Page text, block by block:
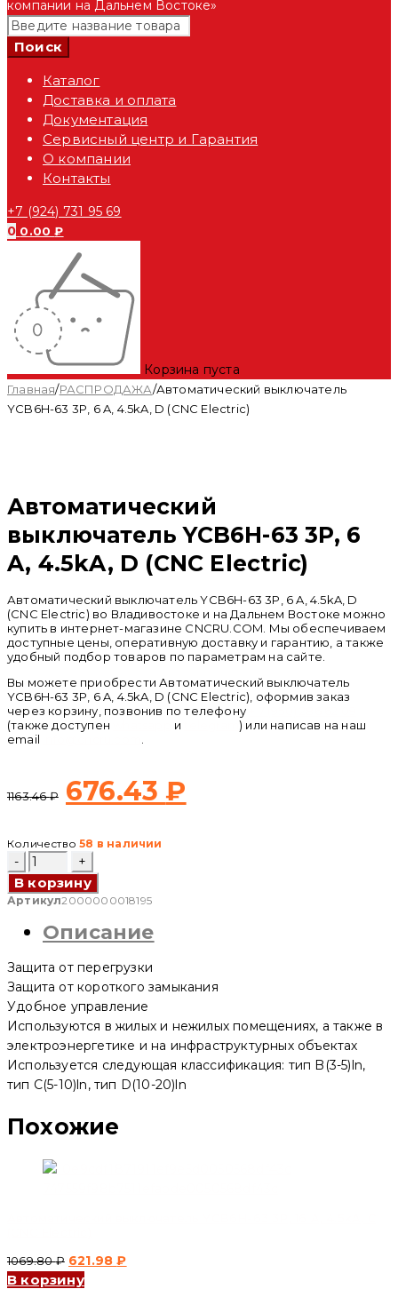
компании на Дальнем Востоке»
Каталог
Доставка и оплата
Документация
Сервисный центр и Гарантия
О компании
Контакты
+7 (924) 731 95 69
0 0.00₽
Корзина пуста
Главная/РАСПРОДАЖА/Автоматический выключатель
YCB6H-63 3P, 6 A, 4.5kA, D (CNC Electric)
Автоматический
выключатель YCB6H-63 3P, 6
A, 4.5kA, D (CNC Electric)
Автоматический выключатель YCB6H-63 3P, 6 A, 4.5kA, D
(CNC Electric) во Владивостоке и на Дальнем Востоке можно
купить в интернет-магазине CNCRU.COM. Мы обеспечиваем
доступные цены, оперативную доставку и гарантию, а также
удобный подбор товаров по параметрам на сайте.
Вы можете приобрести Автоматический выключатель
YCB6H-63 3P, 6 A, 4.5kA, D (CNC Electric), оформив заказ
через корзину, позвонив по телефону
(также доступен
и telegram) или написав на наш
email
1163.46₽ Первоначальная
составляла
1163.46 ₽.
676.43 ₽
Количество 58 в наличии
Количество
товара
Автоматический
выключатель
63
3P,
A,
4.5kA,
D
(CNC
Electric)
В корзину
Артикул2000000018195
Описание
Защита от перегрузки
Защита от короткого замыкания
Удобное управление
Используются в жилых и нежилых помещениях, а также в
электроэнергетике и на инфраструктурных объектах
Используется следующая классификация: тип B(3-5)ln,
тип C(5-10)ln, тип D(10-20)ln
Похожие
1069.80₽ Первоначальная
цена
621.98₽Текущая
В корзину